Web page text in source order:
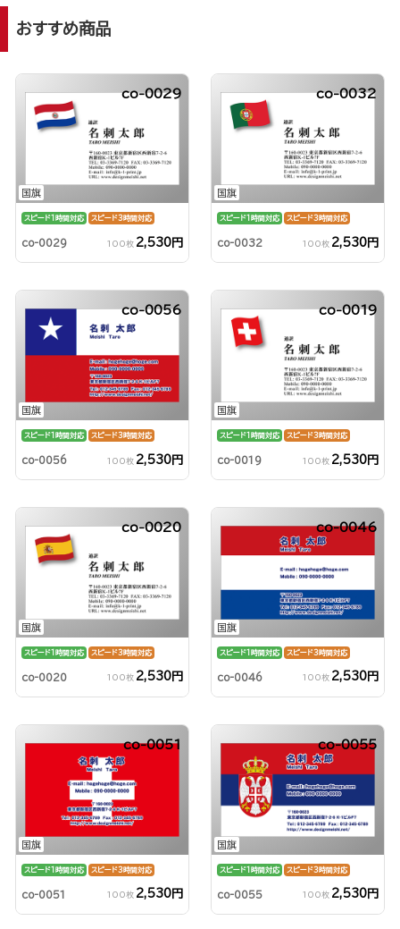
おすすめ商品
国旗
co-0029
スピード1時間対応 スピード3時間対応
co-0029 100枚 2,530円
国旗
co-0032
スピード1時間対応 スピード3時間対応
co-0032 100枚 2,530円
国旗
co-0056
スピード1時間対応 スピード3時間対応
co-0056 100枚 2,530円
国旗
co-0019
スピード1時間対応 スピード3時間対応
co-0019 100枚 2,530円
国旗
co-0020
スピード1時間対応 スピード3時間対応
co-0020 100枚 2,530円
国旗
co-0046
スピード1時間対応 スピード3時間対応
co-0046 100枚 2,530円
国旗
co-0051
スピード1時間対応 スピード3時間対応
co-0051 100枚 2,530円
国旗
co-0055
スピード1時間対応 スピード3時間対応
co-0055 100枚 2,530円